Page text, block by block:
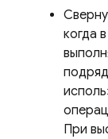
когда
При